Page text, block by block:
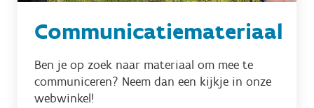
Communicatiemateriaal
Ben je op zoek naar materiaal om mee te
communiceren? Neem dan een kijkje in onze
webwinkel!